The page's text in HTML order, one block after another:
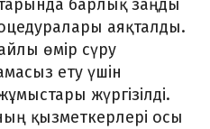
барлық заңды
аяқталды.
өмір сүру
ету үшін
жүргізілді.
қызметкерлері осы